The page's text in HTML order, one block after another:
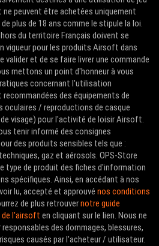
peuvent être achetées uniquement
plus de 18 ans comme le stipule la loi.
du territoire Français doivent se
vigueur pour les produits Airsoft dans
valider et de se faire livrer une commande
mettons un point d'honneur à vous
concernant l'utilisation
des équipements de
/ reproductions de casque
visage) pour l'activité de loisir Airsoft.
tenir informé des consignes
des produits sensibles tels que :
gaz et aérosols. OPS-Store
type de produit des fiches d'information
spécifiques. Ainsi, en accédant à nos
lu, accepté et approuvé nos conditions
de plus retrouvernotre guide
de l'airsoft en cliquant sur le lien. Nous ne
des dommages, blessures,
causés par l'acheteur / utilisateur.